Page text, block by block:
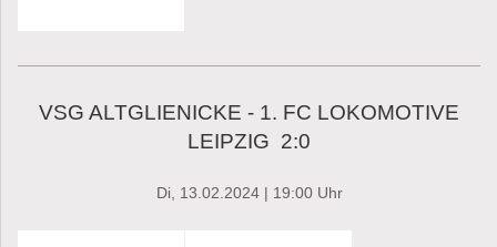
VSG ALTGLIENICKE - 1. FC LOKOMOTIVE
LEIPZIG 2:0
Di, 13.02.2024 | 19:00 Uhr